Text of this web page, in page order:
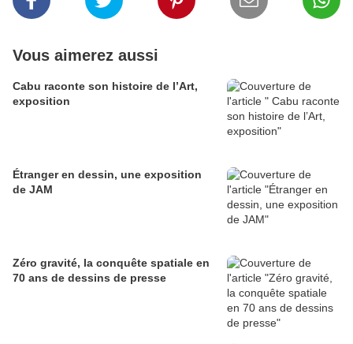
Vous aimerez aussi
Cabu raconte son histoire de l’Art,
exposition
Étranger en dessin, une exposition
de JAM
Zéro gravité, la conquête spatiale en
70 ans de dessins de presse